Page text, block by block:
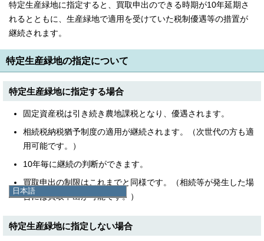
日本語
日本語
English
한국어
简体中文
特定生産緑地に指定すると、買取申出のできる時期が10年延期さ
れるとともに、生産緑地で適用を受けていた税制優遇等の措置が
継続されます。
特定生産緑地の指定について
特定生産緑地に指定する場合
固定資産税は引き続き農地課税となり、優遇されます。
相続税納税猶予制度の適用が継続されます。（次世代の方も適
用可能です。）
10年毎に継続の判断ができます。
買取申出の制限はこれまでと同様です。（相続等が発生した場
合には買取申出が可能です。）
特定生産緑地に指定しない場合